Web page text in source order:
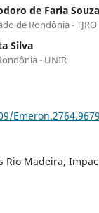
de Faria Souza
de Rondônia - TJRO
Silva
- UNIR
Rio Madeira,